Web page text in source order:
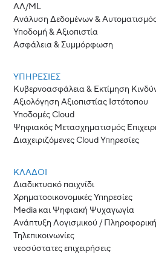
ΑΛ/ML
Ανάλυση Δεδομένων &
Υποδομή & Αξιοπιστία
Ασφάλεια & Συμμόρφωση
ΥΠΗΡΕΣΙΕΣ
Κυβερνοασφάλεια & Εκτίμηση
Αξιολόγηση Αξιοπιστίας Ιστότοπου
Υποδομές Cloud
Ψηφιακός Μετασχηματισμός
Διαχειριζόμενες Cloud Υπηρεσίες
ΚΛΆΔΟΙ
Διαδικτυακό παιχνίδι
Χρηματοοικονομικές Υπηρεσίες
Media και Ψηφιακή Ψυχαγωγία
Ανάπτυξη Λογισμικού / Πληροφορική
Τηλεπικοινωνίες
νεοσύστατες επιχειρήσεις